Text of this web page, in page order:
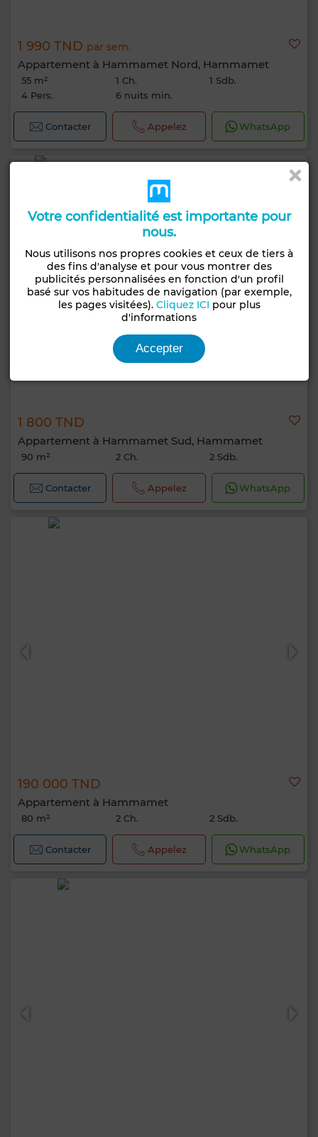
1 990 TND par sem.
Appartement à Hammamet Nord, Hammamet
55 m² 1 Ch.
1 Sdb.
4 Pers.
6 nuits min.
Contacter Appelez WhatsApp
1 800 TND
Appartement à Hammamet Sud, Hammamet
90 m² 2 Ch. 2 Sdb.
Contacter Appelez WhatsApp
190 000 TND
Appartement à Hammamet
80 m² 2 Ch. 2 Sdb.
Contacter Appelez WhatsApp
Votre confidentialité est importante pour
nous.
Nous utilisons nos propres cookies et ceux de tiers à
des fins d'analyse et pour vous montrer des
publicités personnalisées en fonction d'un profil
basé sur vos habitudes de navigation (par exemple,
les pages visitées). Cliquez ICI pour plus
d'informations
Accepter